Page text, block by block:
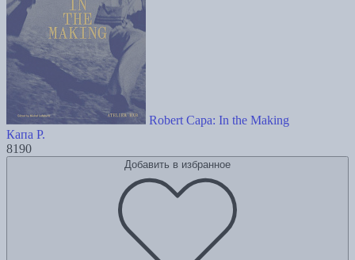
Robert Capa: In the Making
Капа Р.
8190
Добавить в избранное